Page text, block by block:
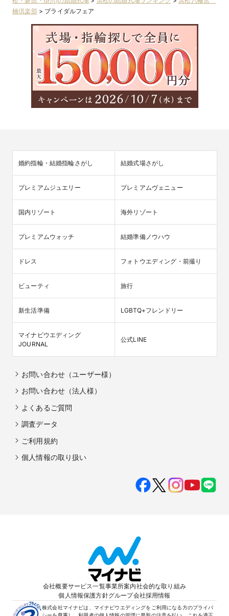
楠倶楽部> ブライダルフェア
婚約指輪・結婚指輪さがし 結婚式場さがし
プレミアムジュエリー プレミアムヴェニュー
国内リゾート 海外リゾート
プレミアムウォッチ 結婚準備ノウハウ
ドレス フォトウエディング・前撮り
ビューティ 旅行
新生活準備 LGBTQ+フレンドリー
マイナビウエディング
JOURNAL
公式LINE
お問い合わせ（ユーザー様）
お問い合わせ（法人様）
よくあるご質問
調査データ
ご利用規約
個人情報の取り扱い
会社概要サービス一覧事業所案内社会的な取り組み
個人情報保護方針グループ会社採用情報
株式会社マイナビは、マイナビウエディングをご利用になる方のプライバ